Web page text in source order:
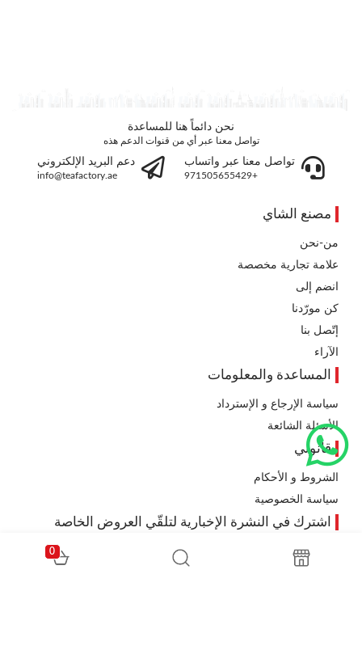
نحن دائماً هنا للمساعدة
تواصل معنا عبر أي من قنوات الدعم هذه
تواصل معنا عبر واتساب
+971505655429
دعم البريد الإلكتروني
info@teafactory.ae
مصنع الشاي
من-نحن
علامة تجارية مخصصة
انضم إلى
كن مورّدنا
إتّصل بنا
الآراء
المساعدة والمعلومات
سياسة الإرجاع و الإسترداد
الأسئلة الشائعة
قانوني
الشروط و الأحكام
سياسة الخصوصية
اشترك في النشرة الإخبارية لتلقّي العروض الخاصة
0